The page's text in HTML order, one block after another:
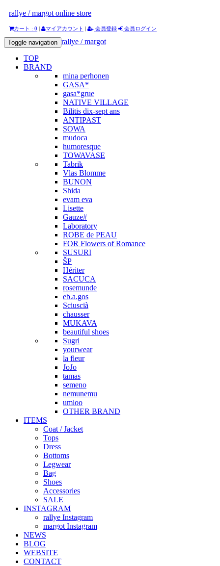
rallye / margot online store
カート : 0 | マイアカウント | 会員登録 会員ログイン
rallye / margot
Toggle navigation
TOP
BRAND
mina perhonen
GASA*
gasa*grue
NATIVE VILLAGE
Bilitis dix-sept ans
ANTIPAST
SOWA
mudoca
humoresque
TOWAVASE
Tabrik
Vlas Blomme
BUNON
Shida
evam eva
Lisette
Gauze#
Laboratory
ROBE de PEAU
FOR Flowers of Romance
SUSURI
ŠP
Hériter
SACUCA
rosemunde
eb.a.gos
Sciuscià
chausser
MUKAVA
beautiful shoes
Sugri
yourwear
la fleur
JoJo
tamas
semeno
nemunemu
umloo
OTHER BRAND
ITEMS
Coat / Jacket
Tops
Dress
Bottoms
Legwear
Bag
Shoes
Accessories
SALE
INSTAGRAM
rallye Instagram
margot Instagram
NEWS
BLOG
WEBSITE
CONTACT